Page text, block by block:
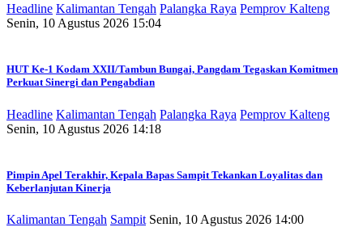
Headline Kalimantan Tengah Palangka Raya Pemprov Kalteng
Senin, 10 Agustus 2026 15:04
HUT Ke-1 Kodam XXII/Tambun Bungai, Pangdam Tegaskan Komitmen
Perkuat Sinergi dan Pengabdian
Headline Kalimantan Tengah Palangka Raya Pemprov Kalteng
Senin, 10 Agustus 2026 14:18
Pimpin Apel Terakhir, Kepala Bapas Sampit Tekankan Loyalitas dan
Keberlanjutan Kinerja
Kalimantan Tengah Sampit Senin, 10 Agustus 2026 14:00